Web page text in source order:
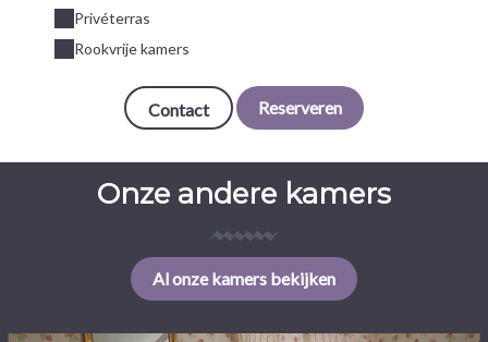
Privéterras
Rookvrije kamers
Contact Reserveren
Onze andere kamers
Al onze kamers bekijken